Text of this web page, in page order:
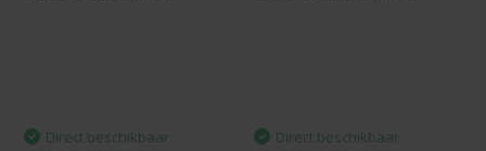
Direct beschikbaar Direct beschikbaar